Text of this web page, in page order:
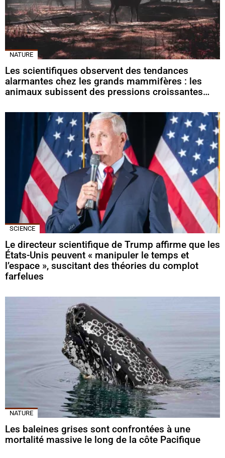
NATURE
Les scientifiques observent des tendances
alarmantes chez les grands mammifères : les
animaux subissent des pressions croissantes…
SCIENCE
Le directeur scientifique de Trump affirme que les
États-Unis peuvent « manipuler le temps et
l’espace », suscitant des théories du complot
farfelues
NATURE
Les baleines grises sont confrontées à une
mortalité massive le long de la côte Pacifique